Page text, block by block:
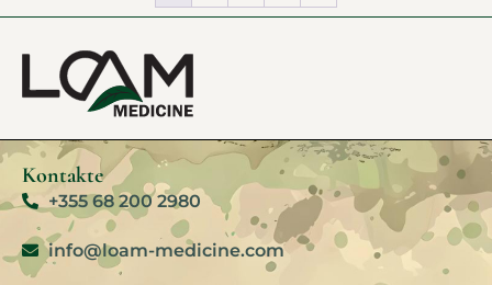
Kontakte
+355 68 200 2980
info@loam-medicine.com